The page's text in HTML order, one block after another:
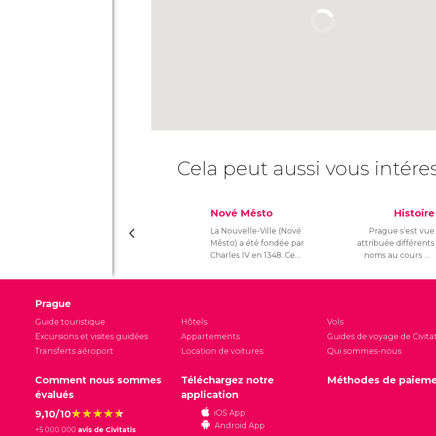
Cela peut aussi vous
Nové Město
La Nouvelle-Ville (Nové
Město) a été fondée par
Charles IV en 1348. Ce
grand témoin de
Histoire
Prague s’est vue
attribuée différents
noms au cours de
La Ville aux Cent
Prague
Guide touristique
Excursions et visites guidées
Transferts aéroport
Hôtels
Appartements
Location de voitures
Vols
Guides de voyage de
Qui sommes-nous
Comment nous sommes
évalués
9,10/10★★★★★
★★★★★
+5 000 000 avis de Civitatis
Téléchargez notre
application
iOS App
Android App
Méthodes de